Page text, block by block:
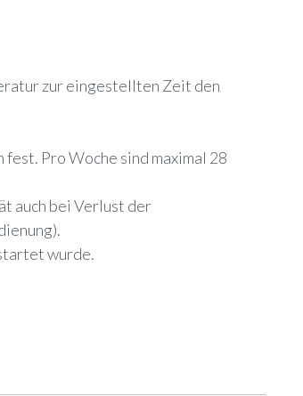
zur eingestellten Zeit den
Pro Woche sind maximal 28
auch bei Verlust der
wurde.